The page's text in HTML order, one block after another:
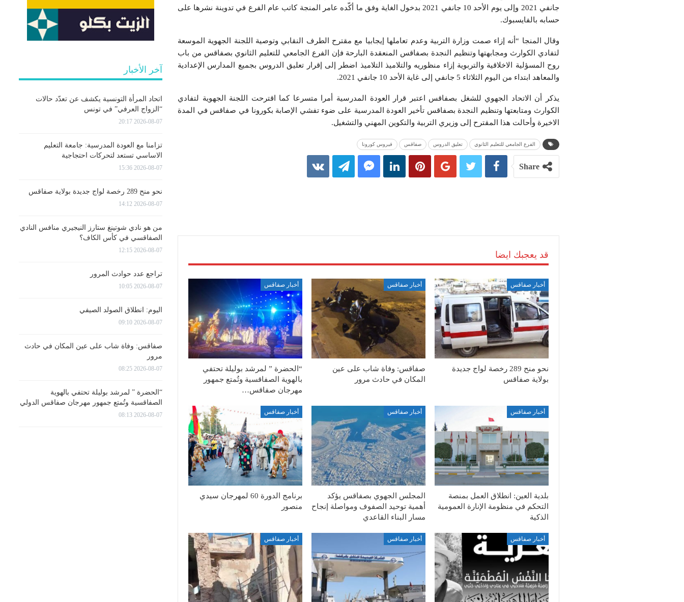
جانفي 2021 وإلى يوم الأحد 10 جانفي 2021 بدخول الغاية وفق ما أكّده عامر المنجة كاتب عام الفرع في تدوينة نشرها على
حسابه بالفايسبوك.
وقال المنجا “أنه إزاء صمت وزارة التربية وعدم تعاملها إيجابيا مع مقترح الطرف النقابي وتوصية اللجنة الجهوية الموسعة
لتفادي الكوارث ومجابهتها وتنظيم النجدة بصفاقس المنعقدة البارحة فإن الفرع الجامعي للتعليم الثانوي بصفاقس من باب
روح المسؤلية الاخلاقية والتربوية إزاء منظوريه والتلاميذ التلاميذ اضطر إلى إقرار تعليق الدروس بجميع المدارس الإعدادية
والمعاهد ابتداء من اليوم الثلاثاء 5 جانفي إلى غاية الأحد 10 جانفي 2021.
يذكر أن الاتحاد الجهوي للشغل بصفاقس اعتبر قرار العودة المدرسية أمرا متسرعا كما اقترحت اللجنة الجهوية لتفادي
الكوارث ومتابعتها وتنظيم النجدة بصفاقس تأخير العودة المدرسية على ضوء تفشي الإصابة بكورونا في صفاقس في المدة
الاخيرة وأحالت هذا المقترح إلى وزيري التربية والتكوين المهني والتشغيل.
الفرع الجامعي للتعليم الثانوي تعليق الدروس صفاقس فيروس كورونا
Share
قد يعجبك ايضا
أخبار صفاقس
نحو منح 289 رخصة لواج جديدة
بولاية صفاقس
أخبار صفاقس
صفاقس: وفاة شاب على عين
المكان في حادث مرور
أخبار صفاقس
“الحضرة ” لمرشد بوليلة تحتفي
بالهوية الصفاقسية وتُمتع جمهور
مهرجان صفاقس…
أخبار صفاقس
بلدية العين: انطلاق العمل بمنصة
التحكم في منظومة الإنارة العمومية
الذكية
أخبار صفاقس
المجلس الجهوي بصفاقس يؤكد
أهمية توحيد الصفوف ومواصلة إنجاح
مسار البناء القاعدي
أخبار صفاقس
برنامج الدورة 60 لمهرجان سيدي
منصور
أخبار صفاقس أخبار صفاقس أخبار صفاقس
آخر الأخبار
اتحاد المرأة التونسية يكشف عن تعدّد حالات
“الزواج العرفي” في تونس
2026-08-07 20:17
تزامنا مع العودة المدرسية: جامعة التعليم
الاساسي تستعد لتحركات احتجاجية
2026-08-07 15:36
نحو منح 289 رخصة لواج جديدة بولاية صفاقس
2026-08-07 14:12
من هو نادي شوتينغ ستارز النيجيري منافس النادي
الصفاقسي في كأس الكاف؟
2026-08-07 12:15
تراجع عدد حوادث المرور
2026-08-07 10:05
اليوم: انطلاق الصولد الصيفي
2026-08-07 09:10
صفاقس: وفاة شاب على عين المكان في حادث
مرور
2026-08-07 08:25
“الحضرة ” لمرشد بوليلة تحتفي بالهوية
الصفاقسية وتُمتع جمهور مهرجان صفاقس الدولي
2026-08-07 08:13